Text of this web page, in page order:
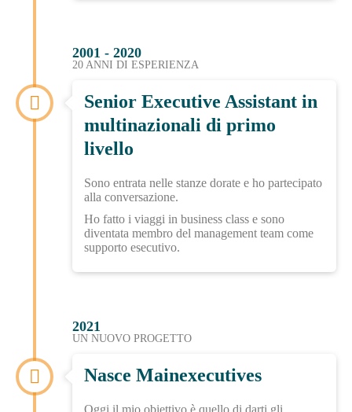
2001 - 2020
20 ANNI DI ESPERIENZA
Senior Executive Assistant in
multinazionali di primo
livello
Sono entrata nelle stanze dorate e ho partecipato
alla conversazione.
Ho fatto i viaggi in business class e sono
diventata membro del management team come
supporto esecutivo.
2021
UN NUOVO PROGETTO
Nasce Mainexecutives
Oggi il mio obiettivo è quello di darti gli